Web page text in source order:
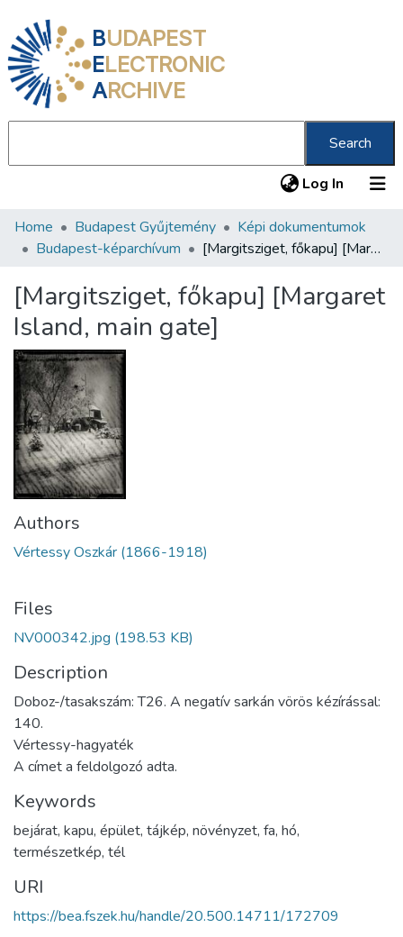
BUDAPEST
ELECTRONIC
ARCHIVE
Search
Log In (current)
Communities & Collections
Statistics
About us
Home Budapest Gyűjtemény
Képi dokumentumok
Budapest-képarchívum
[Margitsziget, főkapu] [Margaret Island, main gate]
[Margitsziget, főkapu] [Margaret
Island, main gate]
Authors
Vértessy Oszkár (1866-1918)
Files
NV000342.jpg (198.53 KB)
Description
Doboz-/tasakszám: T26. A negatív sarkán vörös kézírással:
140.
Vértessy-hagyaték
A címet a feldolgozó adta.
Keywords
bejárat, kapu, épület, tájkép, növényzet, fa, hó,
természetkép, tél
URI
https://bea.fszek.hu/handle/20.500.14711/172709